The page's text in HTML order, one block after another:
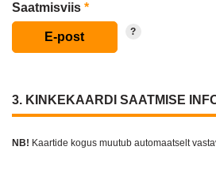
Saatmisviis *
?
3. KINKEKAARDI SAATMISE
NB! Kaartide kogus muutub automaatselt